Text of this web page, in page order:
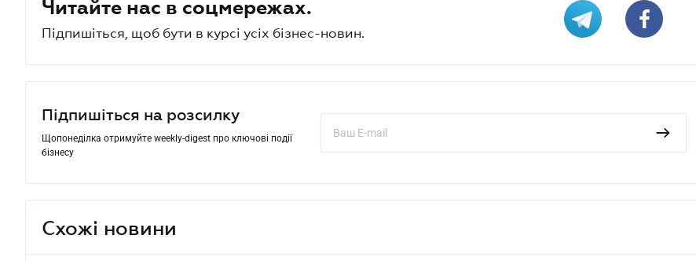
Читайте нас в соцмережах.
Підпишіться, щоб бути в курсі усіх бізнес-новин.
Підпишіться на розсилку
Щопонеділка отримуйте weekly-digest про ключові події
бізнесу
Схожі новини